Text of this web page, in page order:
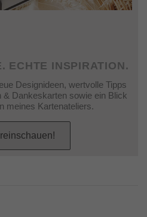
ECHTE INSPIRATION.
Designideen, wertvolle Tipps
& Dankeskarten sowie ein Blick
meines Kartenateliers.